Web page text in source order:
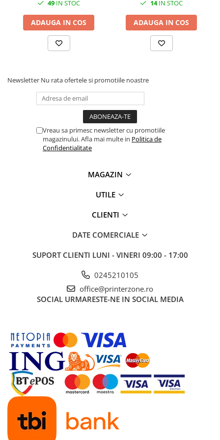
videoconferinta
Alte periferice
Accesorii PC
Switch-uri
Access Point-uri
Sisteme Mesh WiFi
Placi de retea
Rack-uri & accesorii rack
Antene & amplificatoare semnal
UPS & Stabilizatoare
Accesorii UPS
Servere, Storage & NAS
Servere NAS
Servere
SSD enterprise
HDD enterprise
DAS (Direct Attached Storage)
49 IN STOC
ADAUGA IN COS
14IN STOC
ADAUGA IN COS
Newsletter Nu rata ofertele si promotiile noastre
Vreau sa primesc newsletter cu promotiile
magazinului. Afla mai multe in Politica de
Confidentialitate
MAGAZIN
UTILE
CLIENTI
DATE COMERCIALE
SUPORT CLIENTI LUNI - VINERI 09:00 - 17:00
0245210105
office@printerzone.ro
SOCIAL URMARESTE-NE IN SOCIAL MEDIA